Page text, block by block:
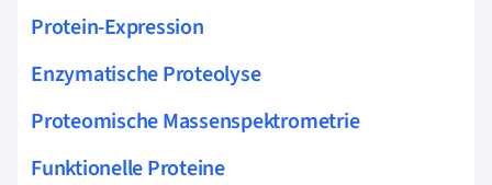
Protein-Expression
Enzymatische Proteolyse
Proteomische Massenspektrometrie
Funktionelle Proteine